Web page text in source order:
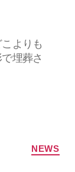
よりも
埋葬さ
テ
NEWS